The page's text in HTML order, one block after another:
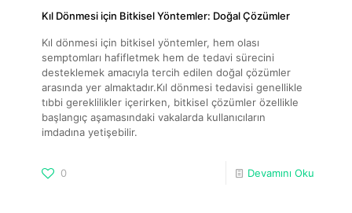
Kıl Dönmesi için Bitkisel Yöntemler: Doğal Çözümler
Kıl dönmesi için bitkisel yöntemler, hem olası
semptomları hafifletmek hem de tedavi sürecini
desteklemek amacıyla tercih edilen doğal çözümler
arasında yer almaktadır.Kıl dönmesi tedavisi genellikle
tıbbi gereklilikler içerirken, bitkisel çözümler özellikle
başlangıç aşamasındaki vakalarda kullanıcıların
imdadına yetişebilir.
0 Devamını Oku